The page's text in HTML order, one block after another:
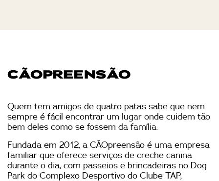
CÃOPREENSÃO
Quem tem amigos de quatro patas sabe que nem
sempre é fácil encontrar um lugar onde cuidem tão
bem deles como se fossem da família.
Fundada em 2012, a CÃOpreensão é uma empresa
familiar que oferece serviços de creche canina
durante o dia, com passeios e brincadeiras no Dog
Park do Complexo Desportivo do Clube TAP,